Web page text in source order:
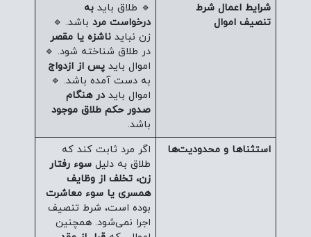
شرایط اعمال شرط
تنصیف اموال
🔹 طلاق بایدبه
درخواست مرد باشد. 🔹
زن نبایدناشزه یا مقصر
در طلاق شناخته شود. 🔹
اموال بایدپس از ازدواج
به دست آمده باشد. 🔹
اموال بایددر هنگام
صدور حکم طلاق موجود
باشد.
استثناها و محدودیت‌ها
اگر مرد ثابت کند که
طلاق به دلیلسوء رفتار
زن، تخلف از وظایف
همسری یا سوء معاشرت
بوده است، شرط تنصیف
اجرا نمی‌شود. همچنین